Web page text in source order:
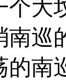
个大
巡
的南